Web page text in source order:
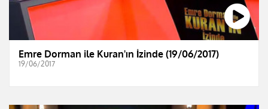
Emre Dorman ile Kuran'ın İzinde (19/06/2017)
19/06/2017